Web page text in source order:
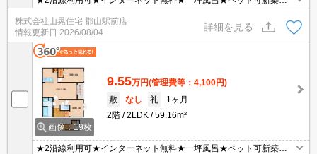
料ネット導入済み！さらに都市ガス仕様でお得♪♪人気のカウンター
キッチンや一坪風呂など設備にもご注目！エアコン2台完備もうれ
しいポイント！
株式会社山晃住宅 郡山駅前店
情報更新日 2026/08/04
詳細を見る
画像：19枚
9.55万円(管理費等：4,100円)
敷
なし 礼
1ヶ月
2階
2LDK 59.16m²
★2沿線利用可★インターネット無料★一坪風呂★ペット可新築★